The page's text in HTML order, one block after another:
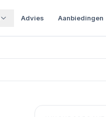
Advies Aanbiedingen